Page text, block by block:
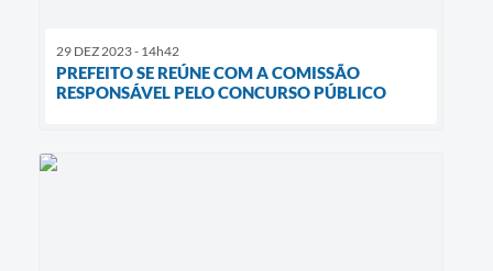
29 DEZ 2023 - 14h42
PREFEITO SE REÚNE COM A COMISSÃO
RESPONSÁVEL PELO CONCURSO PÚBLICO